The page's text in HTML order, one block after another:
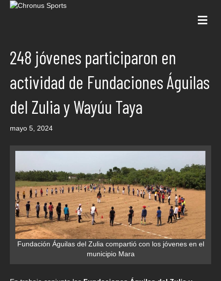
248 jóvenes participaron en
actividad de Fundaciones Águilas
del Zulia y Wayúu Taya
mayo 5, 2024
Fundación Águilas del Zulia compartió con los jóvenes en el
municipio Mara